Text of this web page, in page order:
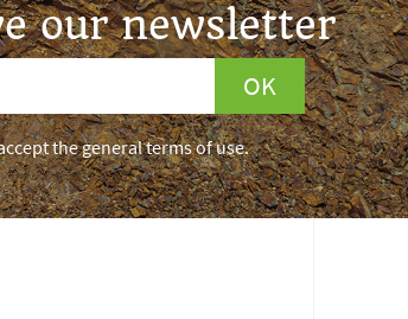
our newsletter
OK
the general terms of use.